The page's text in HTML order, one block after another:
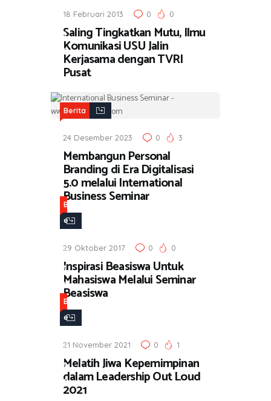
i
t
a
18 Februari 2013 0 0
Saling Tingkatkan Mutu, Ilmu
Komunikasi USU Jalin
Kerjasama dengan TVRI
Pusat
Berita
24 Desember 2023 0 3
Membangun Personal
Branding di Era Digitalisasi
5.0 melalui International
Business Seminar
B
e
i
t
a
29 Oktober 2017 0 0
Inspirasi Beasiswa Untuk
Mahasiswa Melalui Seminar
Beasiswa
B
e
i
t
a
21 November 2021 0 1
Melatih Jiwa Kepemimpinan
dalam Leadership Out Loud
2021